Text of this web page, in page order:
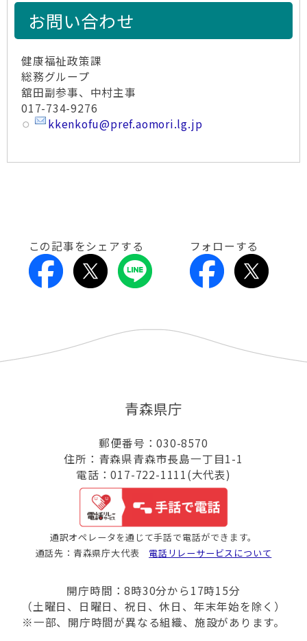
お問い合わせ
健康福祉政策課
総務グループ
舘田副参事、中村主事
017-734-9276
kkenkofu@pref.aomori.lg.jp
この記事をシェアする フォローする
青森県庁
郵便番号：030-8570
住所：青森県青森市長島一丁目1-1
電話：017-722-1111(大代表)
通訳オペレータを通じて手話で電話ができます。
通話先：青森県庁大代表 電話リレーサービスについて
開庁時間：8時30分から17時15分
（土曜日、日曜日、祝日、休日、年末年始を除く）
※一部、開庁時間が異なる組織、施設があります。